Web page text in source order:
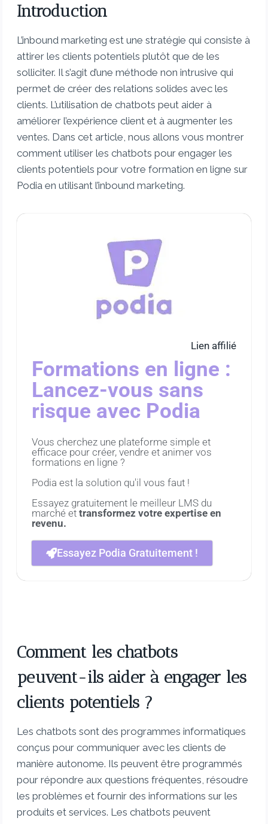
Introduction
L’inbound marketing est une stratégie qui consiste à
attirer les clients potentiels plutôt que de les
solliciter. Il s’agit d’une méthode non intrusive qui
permet de créer des relations solides avec les
clients. L’utilisation de chatbots peut aider à
améliorer l’expérience client et à augmenter les
ventes. Dans cet article, nous allons vous montrer
comment utiliser les chatbots pour engager les
clients potentiels pour votre formation en ligne sur
Podia en utilisant l’inbound marketing.
Lien affilié
Formations en ligne :
Lancez-vous sans
risque avec Podia
Vous cherchez une plateforme simple et
efficace pour créer, vendre et animer vos
formations en ligne ?
Podia est la solution qu'il vous faut !
Essayez gratuitement le meilleur LMS du
marché ettransformez votre expertise en
revenu.
Essayez Podia Gratuitement !
Comment les chatbots
peuvent-ils aider à engager les
clients potentiels ?
Les chatbots sont des programmes informatiques
conçus pour communiquer avec les clients de
manière autonome. Ils peuvent être programmés
pour répondre aux questions fréquentes, résoudre
les problèmes et fournir des informations sur les
produits et services. Les chatbots peuvent